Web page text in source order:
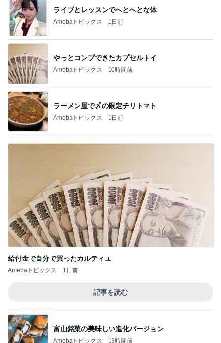
ライブとレッスンでへとへとな体
Amebaトピックス 1日前
やっとコンプできたカプセルトイ
Amebaトピックス 10時間前
ラーメン屋で〆の限定チリトマト
Amebaトピックス 1日前
給付金で自分で買ったカルティエ
Amebaトピックス 1日前
記事を読む
富山銘菓の美味しい進化バージョン
Amebaトピックス 13時間前